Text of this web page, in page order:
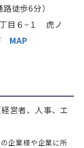
徒歩6分）
目６−１ 虎ノ
MAP
営者、人事、エ
企業様や企業に所